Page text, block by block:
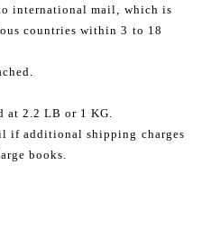
international mail, which is
countries within 3 to 18
at 2.2 LB or 1 KG.
if additional shipping charges
books.